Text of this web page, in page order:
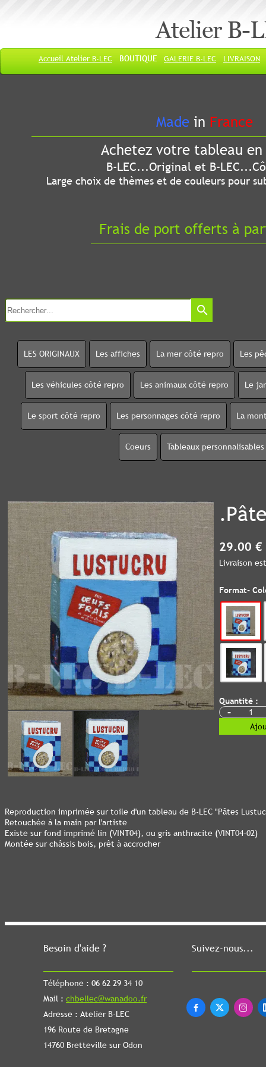
Atelier B-
Accueil Atelier B-LEC BOUTIQUE GALERIE B-LEC LIVRAISON
Besoin d'aide ?
Téléphone : 06 62 29 34 10
Mail : chbellec@wanadoo.fr
Adresse : Atelier B-LEC
196 Route de Bretagne
14760 Bretteville sur Odon
Suivez-nous...
  
Made in France
Achetez votre tableau
B-LEC...Original et B-
Large choix de thèmes et de couleurs pour
Frais de port offerts à
search
LES ORIGINAUX Les affiches La mer côté repro Les
Les véhicules côté repro Les animaux côté repro Le
Le sport côté repro Les personnages côté repro La
Coeurs Tableaux personnalisables
29.00 €
Livraison
Format-
Quantité :
-
Reproduction imprimée sur toile d'un tableau de B-LEC "Pâtes
Retouchée à la main par l'artiste
Existe sur fond imprimé lin (VINT04), ou gris anthracite (VINT04-02)
Montée sur châssis bois, prêt à accrocher